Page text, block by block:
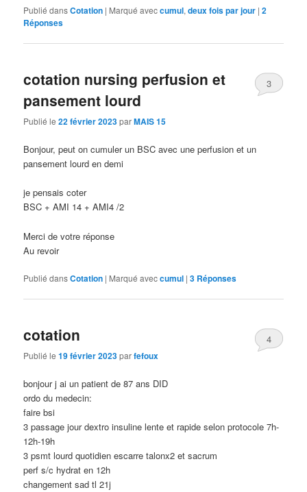
Publié dansCotation | Marqué aveccumul,deux fois par jour |2
Réponses
cotation nursing perfusion et
pansement lourd
Publié le22 février 2023parMAIS 15
3
Bonjour, peut on cumuler un BSC avec une perfusion et un
pansement lourd en demi
je pensais coter
BSC + AMI 14 + AMI4 /2
Merci de votre réponse
Au revoir
Publié dansCotation | Marqué aveccumul |3 Réponses
cotation
Publié le19 février 2023parfefoux
4
bonjour j ai un patient de 87 ans DID
ordo du medecin:
faire bsi
3 passage jour dextro insuline lente et rapide selon protocole 7h-
12h-19h
3 psmt lourd quotidien escarre talonx2 et sacrum
perf s/c hydrat en 12h
changement sad tl 21j